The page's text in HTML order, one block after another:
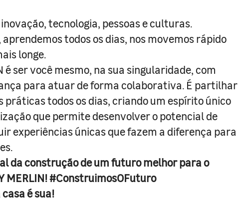
tecnologia, pessoas e culturas.
todos os dias, nos movemos rápido
longe.
é ser você mesmo, na sua singularidade, com
para atuar de forma colaborativa. É partilhar
práticas todos os dias, criando um espírito único
que permite desenvolver o potencial de
experiências únicas que fazem a diferença para
da construção de um futuro melhor para o
MERLIN! #ConstruimosOFuturo
é sua!